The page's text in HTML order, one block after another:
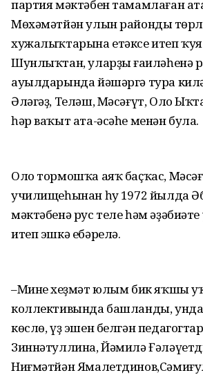
партия мәктәбен тамамлаған
Мөхәмәтйән улын райондың
хужалыҡтарына етәксе итеп
Шунлыҡтан, уларҙың ғаиләһенә
ауылдарында йәшәргә тура
Әләгәҙ, Теләш, Мәсәғүт, Оло
һәр ваҡыт ата-әсәһе менән була.
Оло тормошҡа аяҡ баҫҡас,
училищеһынан һуң 1972 йылда
мәктәбенә рус теле һәм
итеп эшкә ебәрелә.
–Минең хеҙмәт юлым бик яҡшы
коллективында башланды,
көслө, үҙ эшен белгән
Зиннәтуллина, Йәмилә
Ниғмәтйән